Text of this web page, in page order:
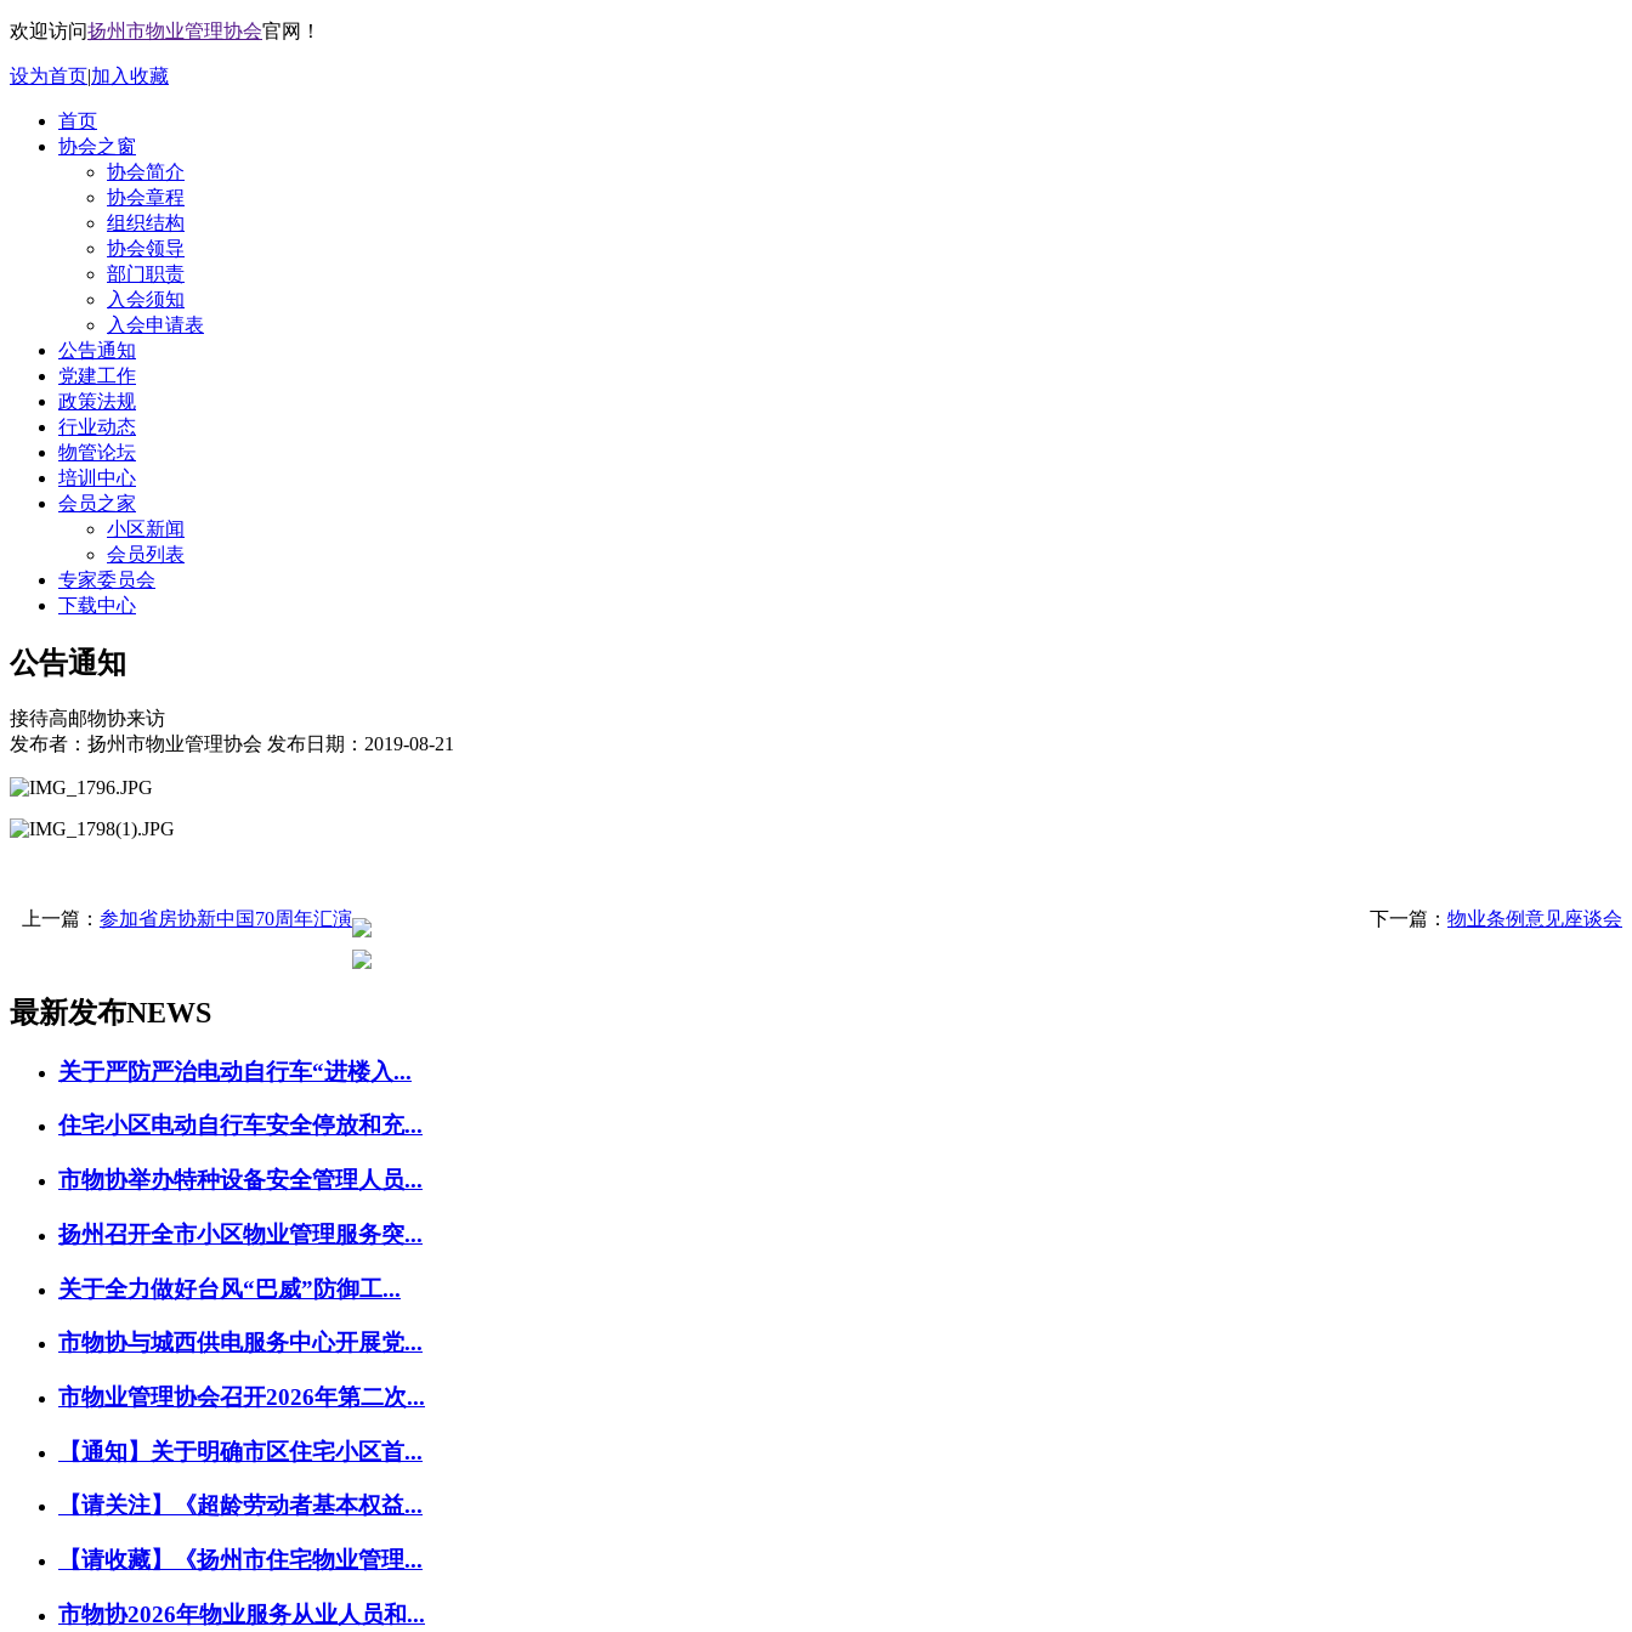
欢迎访问扬州市物业管理协会官网！
设为首页|加入收藏
首页
协会之窗
协会简介
协会章程
组织结构
协会领导
部门职责
入会须知
入会申请表
公告通知
党建工作
政策法规
行业动态
物管论坛
培训中心
会员之家
小区新闻
会员列表
专家委员会
下载中心
公告通知
接待高邮物协来访
发布者：扬州市物业管理协会 发布日期：2019-08-21
上一篇： 参加省房协新中国70周年汇演 下一篇： 物业条例意见座谈会
最新发布NEWS
关于严防严治电动自行车“进楼入...
住宅小区电动自行车安全停放和充...
市物协举办特种设备安全管理人员...
扬州召开全市小区物业管理服务突...
关于全力做好台风“巴威”防御工...
市物协与城西供电服务中心开展党...
市物业管理协会召开2026年第二次...
【通知】关于明确市区住宅小区首...
【请关注】《超龄劳动者基本权益...
【请收藏】《扬州市住宅物业管理...
市物协2026年物业服务从业人员和...